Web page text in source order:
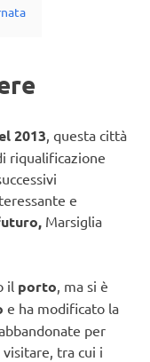
2013 , questa città
riqualificazione
e
Marsiglia
il porto , ma si è
e ha modificato la
per
tra cui i